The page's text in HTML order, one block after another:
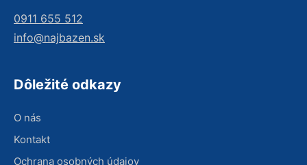
0911 655 512
info@najbazen.sk
Dôležité odkazy
O nás
Kontakt
Ochrana osobných údajov